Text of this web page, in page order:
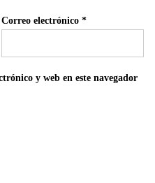
Correo electrónico*
y web en este navegador